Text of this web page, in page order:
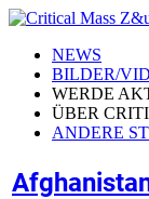
NEWS
BILDER/
WERDE
ÜBER
ANDERE